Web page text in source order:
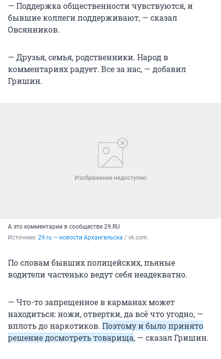
— Поддержка общественности чувствуются, и
бывшие коллеги поддерживают, — сказал
Овсянников.
— Друзья, семья, родственники. Народ в
комментариях радует. Все за нас, — добавил
Гришин.
А это комментарии в сообществе 29.RU
Источник: 29.ru — новости Архангельска / vk.com
По словам бывших полицейских, пьяные
водители частенько ведут себя неадекватно.
— Что-то запрещенное в карманах может
находиться: ножи, отвертки, да всё что угодно, —
вплоть до наркотиков. Поэтому и было принято
решение досмотреть товарища, — сказал Гришин.